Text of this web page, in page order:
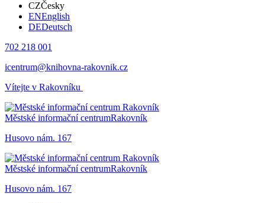
CZČesky
ENEnglish
DEDeutsch
702 218 001
icentrum@knihovna-rakovnik.cz
Vítejte v Rakovníku
Městské informační centrumRakovník
Husovo nám. 167
Městské informační centrumRakovník
Husovo nám. 167